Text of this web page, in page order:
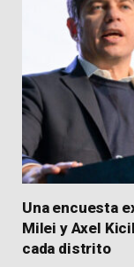
Una encuesta
Milei y Axel
cada distrito